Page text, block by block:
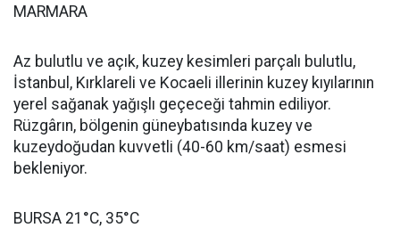
MARMARA
Az bulutlu ve açık, kuzey kesimleri parçalı bulutlu,
İstanbul, Kırklareli ve Kocaeli illerinin kuzey kıyılarının
yerel sağanak yağışlı geçeceği tahmin ediliyor.
Rüzgârın, bölgenin güneybatısında kuzey ve
kuzeydoğudan kuvvetli (40-60 km/saat) esmesi
bekleniyor.
BURSA 21°C, 35°C